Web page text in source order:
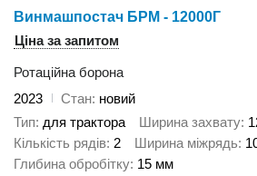
Винмашпостач БРМ - 12000Г
Ціна за запитом
Ротаційна борона
2023
Стан новий
Тип для трактора Ширина захвату
Кількість рядів 2 Ширина міжрядь
Глибина обробітку 15 мм